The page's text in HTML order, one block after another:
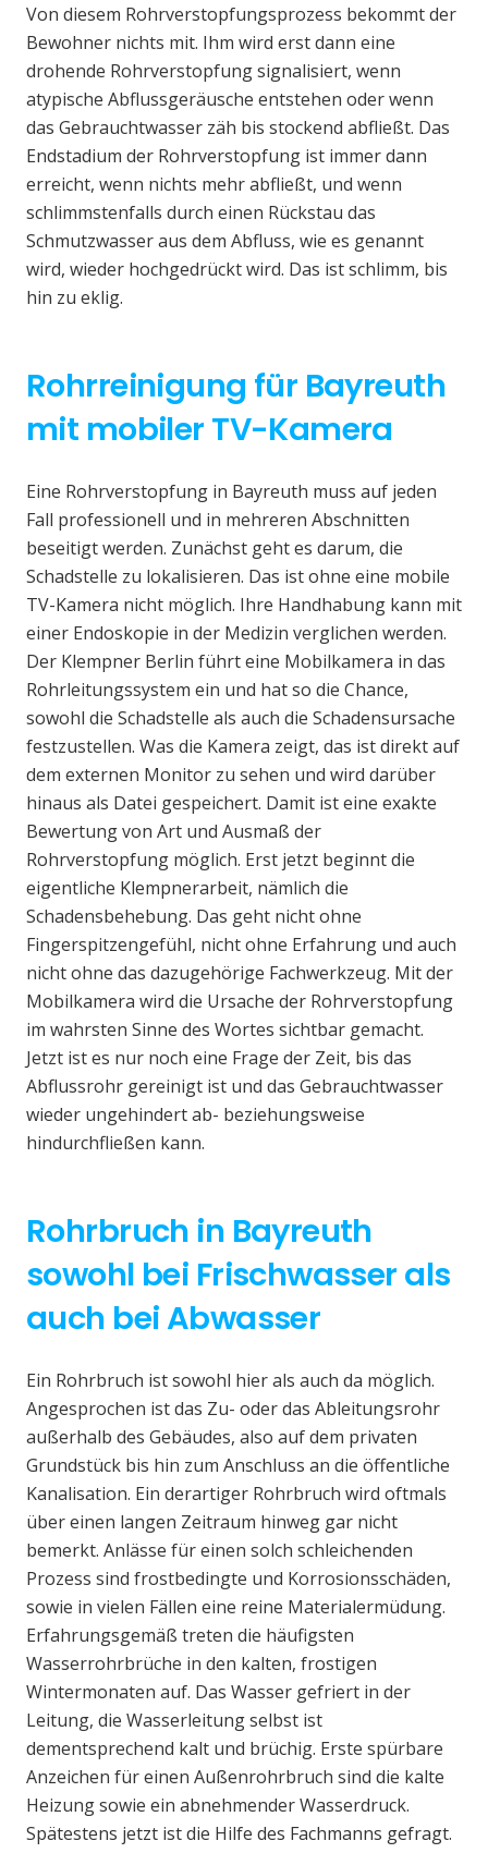
Von diesem Rohrverstopfungsprozess bekommt der
Bewohner nichts mit. Ihm wird erst dann eine
drohende Rohrverstopfung signalisiert, wenn
atypische Abflussgeräusche entstehen oder wenn
das Gebrauchtwasser zäh bis stockend abfließt. Das
Endstadium der Rohrverstopfung ist immer dann
erreicht, wenn nichts mehr abfließt, und wenn
schlimmstenfalls durch einen Rückstau das
Schmutzwasser aus dem Abfluss, wie es genannt
wird, wieder hochgedrückt wird. Das ist schlimm, bis
hin zu eklig.
Rohrreinigung für Bayreuth
mit mobiler TV-Kamera
Eine Rohrverstopfung in Bayreuth muss auf jeden
Fall professionell und in mehreren Abschnitten
beseitigt werden. Zunächst geht es darum, die
Schadstelle zu lokalisieren. Das ist ohne eine mobile
TV-Kamera nicht möglich. Ihre Handhabung kann mit
einer Endoskopie in der Medizin verglichen werden.
Der Klempner Berlin führt eine Mobilkamera in das
Rohrleitungssystem ein und hat so die Chance,
sowohl die Schadstelle als auch die Schadensursache
festzustellen. Was die Kamera zeigt, das ist direkt auf
dem externen Monitor zu sehen und wird darüber
hinaus als Datei gespeichert. Damit ist eine exakte
Bewertung von Art und Ausmaß der
Rohrverstopfung möglich. Erst jetzt beginnt die
eigentliche Klempnerarbeit, nämlich die
Schadensbehebung. Das geht nicht ohne
Fingerspitzengefühl, nicht ohne Erfahrung und auch
nicht ohne das dazugehörige Fachwerkzeug. Mit der
Mobilkamera wird die Ursache der Rohrverstopfung
im wahrsten Sinne des Wortes sichtbar gemacht.
Jetzt ist es nur noch eine Frage der Zeit, bis das
Abflussrohr gereinigt ist und das Gebrauchtwasser
wieder ungehindert ab- beziehungsweise
hindurchfließen kann.
Rohrbruch in Bayreuth
sowohl bei Frischwasser als
auch bei Abwasser
Ein Rohrbruch ist sowohl hier als auch da möglich.
Angesprochen ist das Zu- oder das Ableitungsrohr
außerhalb des Gebäudes, also auf dem privaten
Grundstück bis hin zum Anschluss an die öffentliche
Kanalisation. Ein derartiger Rohrbruch wird oftmals
über einen langen Zeitraum hinweg gar nicht
bemerkt. Anlässe für einen solch schleichenden
Prozess sind frostbedingte und Korrosionsschäden,
sowie in vielen Fällen eine reine Materialermüdung.
Erfahrungsgemäß treten die häufigsten
Wasserrohrbrüche in den kalten, frostigen
Wintermonaten auf. Das Wasser gefriert in der
Leitung, die Wasserleitung selbst ist
dementsprechend kalt und brüchig. Erste spürbare
Anzeichen für einen Außenrohrbruch sind die kalte
Heizung sowie ein abnehmender Wasserdruck.
Spätestens jetzt ist die Hilfe des Fachmanns gefragt.